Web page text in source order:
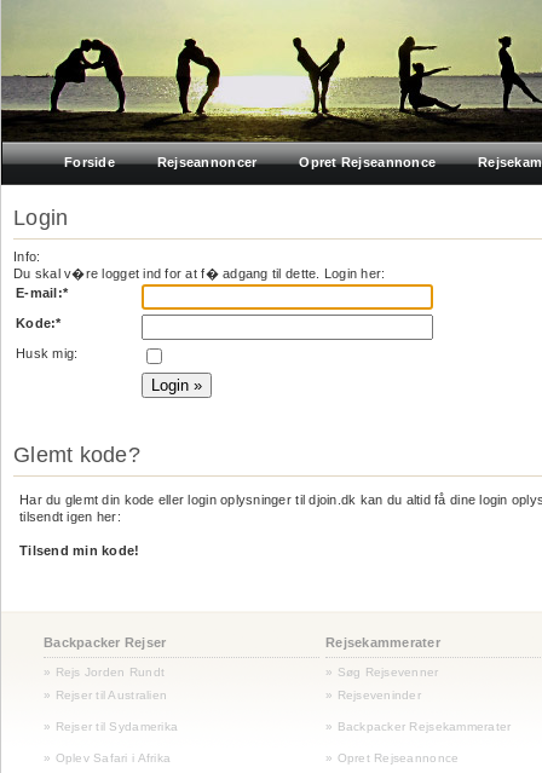
Forside Rejseannoncer Opret Rejseannonce
Login
Info:
Du skal v�re logget ind for at f� adgang til dette. Login her:
E-mail:*
Kode:*
Husk mig:
Glemt kode?
Har du glemt din kode eller login oplysninger til djoin.dk kan du altid få dine login
tilsendt igen her:
Tilsend min kode!
Backpacker Rejser Rejsekammerater
» Rejs Jorden Rundt
» Søg Rejsevenner
» Rejser til Australien
» Rejseveninder
» Rejser til Sydamerika » Backpacker Rejsekammerater
» Oplev Safari i Afrika
» Opret Rejseannonce